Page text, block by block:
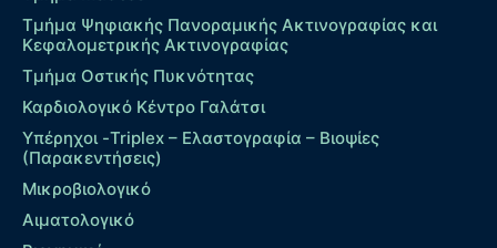
Τμήμα Ψηφιακής Πανοραμικής Ακτινογραφίας και
Κεφαλομετρικής Ακτινογραφίας
Τμήμα Οστικής Πυκνότητας
Καρδιολογικό Κέντρο Γαλάτσι
Υπέρηχοι -Triplex – Eλαστογραφία – Βιοψίες
(Παρακεντήσεις)
Μικροβιολογικό
Αιματολογικό